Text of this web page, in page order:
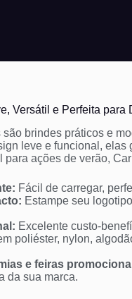
Versátil e Perfeita para
brindes práticos e
leve e funcional,
ações de verão,
Fácil de carregar,
Estampe seu
Excelente custo-
poliéster, nylon,
e feiras
da sua marca.